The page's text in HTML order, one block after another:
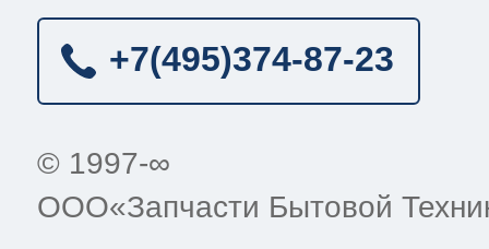
+7(495)374-87-23
© 1997-∞
ООО«Запчасти Бытовой